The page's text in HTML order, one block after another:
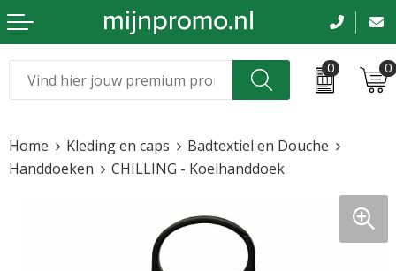
0 0
Kleding & caps
Sinterklaas
Home Kleding en caps
Badtextiel en Douche
Handdoeken
CHILLING - Koelhanddoek